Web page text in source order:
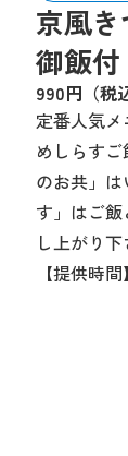
京風
御飯付
990円（税
定番人気メ
めしらす
のお共」
す」はご
し上がり下
【提供時